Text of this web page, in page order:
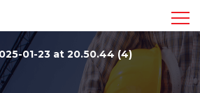
Достижения
01-23 at 20.50.44 (4)